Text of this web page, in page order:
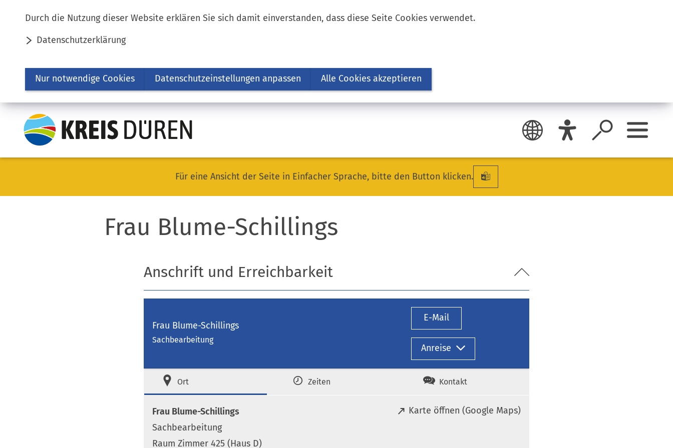
Durch die Nutzung dieser Website erklären Sie sich damit einverstanden, dass diese Seite Cookies verwendet.
Datenschutzerklärung
Nur notwendige Cookies Datenschutzeinstellungen anpassen Alle Cookies akzeptieren
Inhalt anspringen
Für eine Ansicht der Seite in Einfacher Sprache, bitte den Button klicken.
Frau Blume-Schillings
Anschrift und Erreichbarkeit
Frau Blume-Schillings
Sachbearbeitung
E-Mail
Anreise
Ort Zeiten Kontakt
Frau Blume-Schillings
Sachbearbeitung
Raum Zimmer 425 (Haus D)
Karte öffnen (Google Maps)
(